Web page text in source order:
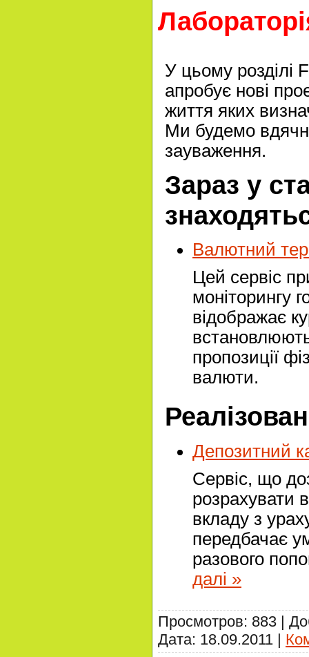
У цьому розділі
апробує нові
життя яких
Ми будемо
зауваження.
Зараз у
Валютний
Цей сервіс
моніторингу
відображає
пропозиції
валюти.
Депозитний
Сервіс, що
розрахувати
вкладу з
передбачає
разового
далі »
Просмотров: 883 |
Дата: 18.09.2011 |